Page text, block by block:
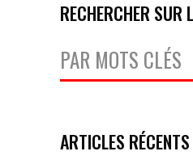
RECHERCHER SUR
Votre
Recherche:
ARTICLES RÉCENTS